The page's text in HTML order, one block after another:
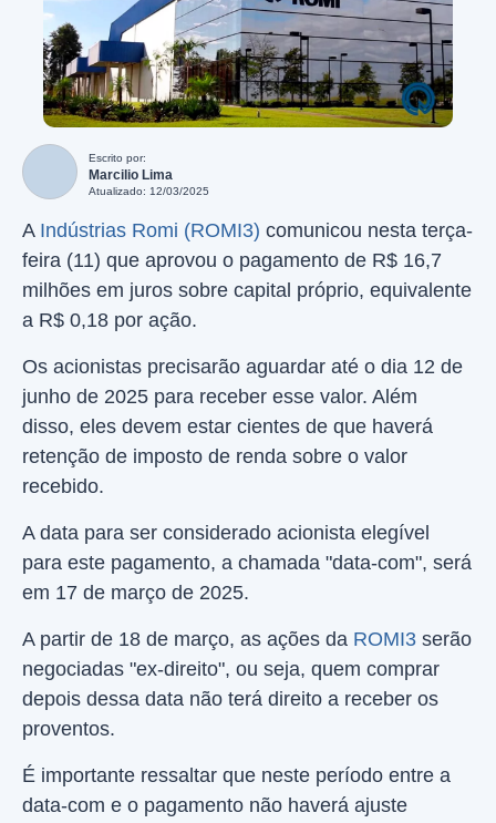
Escrito por:
Marcilio Lima
Atualizado: 12/03/2025
A Indústrias Romi (ROMI3) comunicou nesta terça-
feira (11) que aprovou o pagamento de R$ 16,7
milhões em juros sobre capital próprio, equivalente
a R$ 0,18 por ação.
Os acionistas precisarão aguardar até o dia 12 de
junho de 2025 para receber esse valor. Além
disso, eles devem estar cientes de que haverá
retenção de imposto de renda sobre o valor
recebido.
A data para ser considerado acionista elegível
para este pagamento, a chamada "data-com", será
em 17 de março de 2025.
A partir de 18 de março, as ações da ROMI3 serão
negociadas "ex-direito", ou seja, quem comprar
depois dessa data não terá direito a receber os
proventos.
É importante ressaltar que neste período entre a
data-com e o pagamento não haverá ajuste